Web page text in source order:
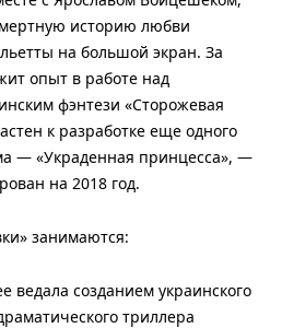
историю любви
на большой экран. За
опыт в работе над
фэнтези «Сторожевая
к разработке еще одного
— «Украденная принцесса», —
на 2018 год.
занимаются:
ведала созданием украинского
триллера